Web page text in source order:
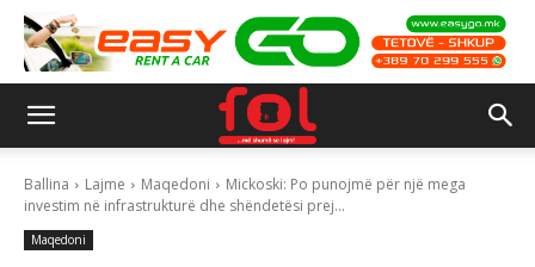
Ballina Lajme Maqedoni
Mickoski: Po punojmë për një mega
investim në infrastrukturë dhe shëndetësi prej...
Maqedoni